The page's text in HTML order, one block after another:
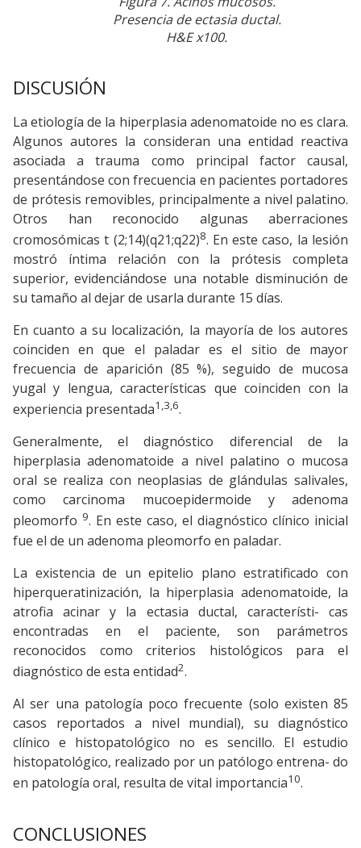
Presencia de ectasia ductal.
H&E x100.
DISCUSIÓN
La etiología de la hiperplasia adenomatoide no es clara.
Algunos autores la consideran una entidad reactiva
asociada a trauma como principal factor causal,
presentándose con frecuencia en pacientes portadores
de prótesis removibles, principalmente a nivel palatino.
Otros han reconocido algunas aberraciones
cromosómicas t (2;14)(q21;q22)8. En este caso, la lesión
mostró íntima relación con la prótesis completa
superior, evidenciándose una notable disminución de
su tamaño al dejar de usarla durante 15 días.
En cuanto a su localización, la mayoría de los autores
coinciden en que el paladar es el sitio de mayor
frecuencia de aparición (85 %), seguido de mucosa
yugal y lengua, características que coinciden con la
experiencia presentada1,3,6.
Generalmente, el diagnóstico diferencial de la
hiperplasia adenomatoide a nivel palatino o mucosa
oral se realiza con neoplasias de glándulas salivales,
como carcinoma mucoepidermoide y adenoma
pleomorfo 9. En este caso, el diagnóstico clínico inicial
fue el de un adenoma pleomorfo en paladar.
La existencia de un epitelio plano estratificado con
hiperqueratinización, la hiperplasia adenomatoide, la
atrofia acinar y la ectasia ductal, característi- cas
encontradas en el paciente, son parámetros
reconocidos como criterios histológicos para el
diagnóstico de esta entidad2.
Al ser una patología poco frecuente (solo existen 85
casos reportados a nivel mundial), su diagnóstico
clínico e histopatológico no es sencillo. El estudio
histopatológico, realizado por un patólogo entrena- do
en patología oral, resulta de vital importancia10.
CONCLUSIONES